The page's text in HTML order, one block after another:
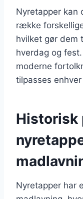
Nyretapper kan
række
hvilket gør dem
hverdag og
moderne
tilpasses
Historisk
Nyretapper har